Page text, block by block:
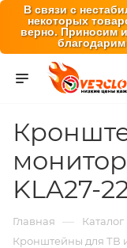
В связи с
некоторых
верно. Приносим
благодарим
KLA27-
Главная — Каталог
Кронштейны для ТВ